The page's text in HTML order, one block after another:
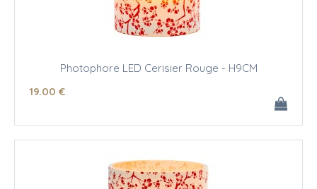
Photophore LED Cerisier Rouge - H9CM
19.00 €